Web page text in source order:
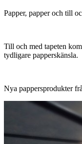
Papper, papper och till
Till och med tapeten
tydligare papperskänsla.
Nya pappersprodukter